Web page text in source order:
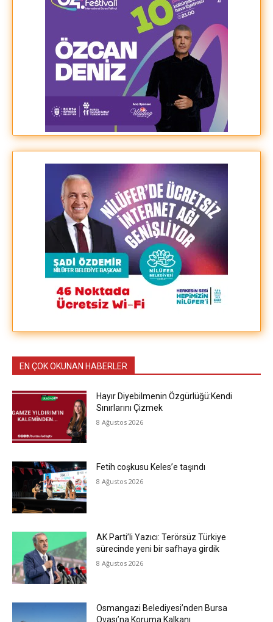
EN ÇOK OKUNAN HABERLER
Hayır Diyebilmenin Özgürlüğü:Kendi
Sınırlarını Çizmek
8 Ağustos 2026
Fetih coşkusu Keles’e taşındı
8 Ağustos 2026
AK Parti’li Yazıcı: Terörsüz Türkiye
sürecinde yeni bir safhaya girdik
8 Ağustos 2026
Osmangazi Belediyesi’nden Bursa
Ovası’na Koruma Kalkanı